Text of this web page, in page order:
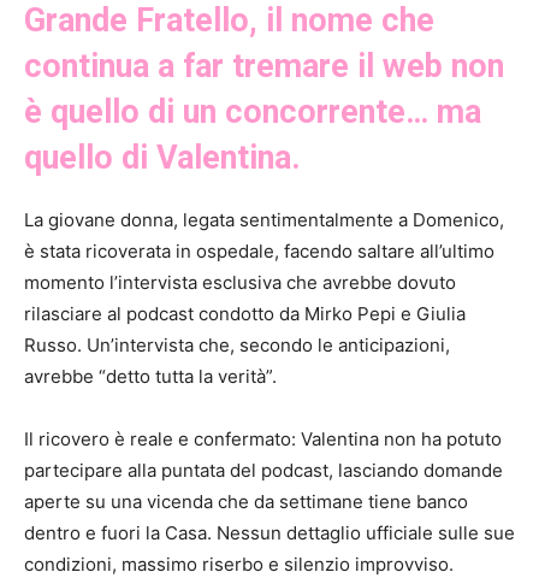
Grande Fratello, il nome che
continua a far tremare il web non
è quello di un concorrente… ma
quello di Valentina.
La giovane donna, legata sentimentalmente a Domenico,
è stata ricoverata in ospedale, facendo saltare all’ultimo
momento l’intervista esclusiva che avrebbe dovuto
rilasciare al podcast condotto da Mirko Pepi e Giulia
Russo. Un’intervista che, secondo le anticipazioni,
avrebbe “detto tutta la verità”.
Il ricovero è reale e confermato: Valentina non ha potuto
partecipare alla puntata del podcast, lasciando domande
aperte su una vicenda che da settimane tiene banco
dentro e fuori la Casa. Nessun dettaglio ufficiale sulle sue
condizioni, massimo riserbo e silenzio improvviso.